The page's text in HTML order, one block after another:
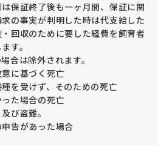
保証終了後も一ヶ月間、保証に関
の事実が判明した時は代支給した
回収のために要した経費を飼育者
す。
合は除外されます。
に基づく死亡
を受けず、そのための死亡
た場合の死亡
び盗難。
告があった場合